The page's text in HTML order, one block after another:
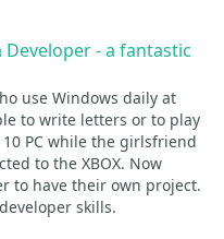
- a fantastic
use Windows daily at
to write letters or to play
PC while the girlsfriend
to the XBOX. Now
to have their own project.
skills.